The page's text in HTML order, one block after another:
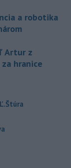
a robotika
Artur z
hranice